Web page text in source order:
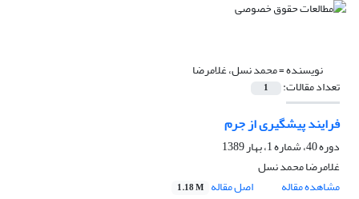
نویسنده =محمد نسل، غلامرضا
تعداد مقالات: 1
فرایند پیشگیری از جرم
دوره 40، شماره 1، بهار 1389
غلامرضا محمد نسل
مشاهده مقاله
اصل مقاله 1.18 M